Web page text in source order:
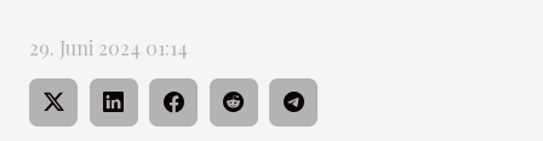
29. Juni 2024 01:14